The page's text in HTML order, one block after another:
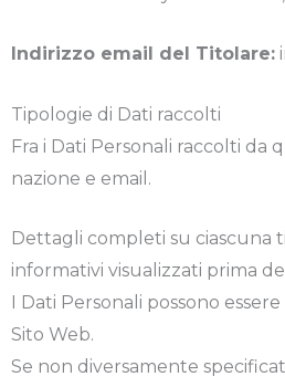
Indirizzo email del Titolare:
Tipologie di Dati raccolti
Fra i Dati Personali raccolti da
nazione e email.
Dettagli completi su ciascuna
informativi visualizzati prima
I Dati Personali possono
Sito Web.
Se non diversamente